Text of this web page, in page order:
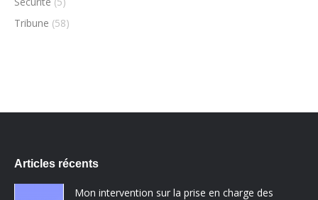
Tribune (58)
Articles récents
Mon intervention sur la prise en charge des